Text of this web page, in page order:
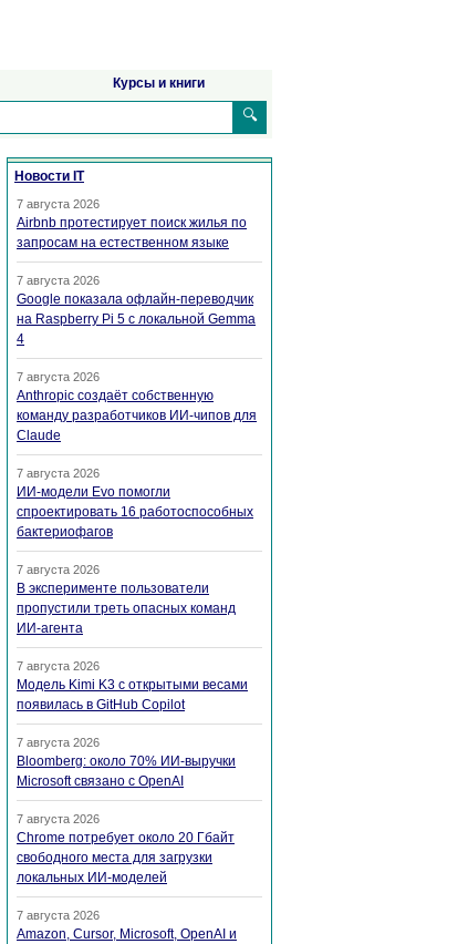
Курсы и книги
🔍
Новости IT
7 августа 2026
Airbnb протестирует поиск жилья по
запросам на естественном языке
7 августа 2026
Google показала офлайн-переводчик
на Raspberry Pi 5 с локальной Gemma
4
7 августа 2026
Anthropic создаёт собственную
команду разработчиков ИИ-чипов для
Claude
7 августа 2026
ИИ-модели Evo помогли
спроектировать 16 работоспособных
бактериофагов
7 августа 2026
В эксперименте пользователи
пропустили треть опасных команд
ИИ-агента
7 августа 2026
Модель Kimi K3 с открытыми весами
появилась в GitHub Copilot
7 августа 2026
Bloomberg: около 70% ИИ-выручки
Microsoft связано с OpenAI
7 августа 2026
Chrome потребует около 20 Гбайт
свободного места для загрузки
локальных ИИ-моделей
7 августа 2026
Amazon, Cursor, Microsoft, OpenAI и